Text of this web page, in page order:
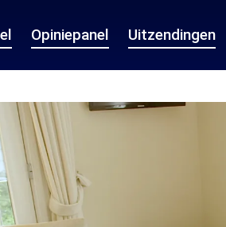
Opiniepanel Uitzendingen